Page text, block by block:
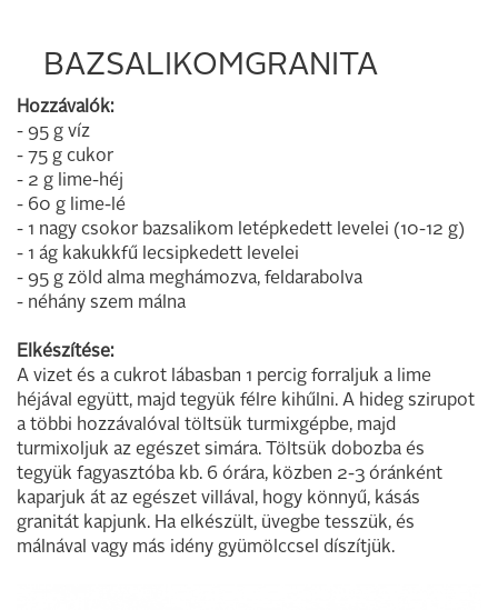
BAZSALIKOMGRANITA
Hozzávalók:
- 95 g víz
- 75 g cukor
- 2 g lime-héj
- 60 g lime-lé
- 1 nagy csokor bazsalikom letépkedett levelei (10-12 g)
- 1 ág kakukkfű lecsipkedett levelei
- 95 g zöld alma meghámozva, feldarabolva
- néhány szem málna
Elkészítése:
A vizet és a cukrot lábasban 1 percig forraljuk a lime
héjával együtt, majd tegyük félre kihűlni. A hideg szirupot
a többi hozzávalóval töltsük turmixgépbe, majd
turmixoljuk az egészet simára. Töltsük dobozba és
tegyük fagyasztóba kb. 6 órára, közben 2-3 óránként
kaparjuk át az egészet villával, hogy könnyű, kásás
granitát kapjunk. Ha elkészült, üvegbe tesszük, és
málnával vagy más idény gyümölccsel díszítjük.